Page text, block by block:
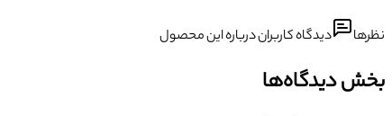
نظرها دیدگاه کاربران درباره این محصول
بخش دیدگاه‌ها